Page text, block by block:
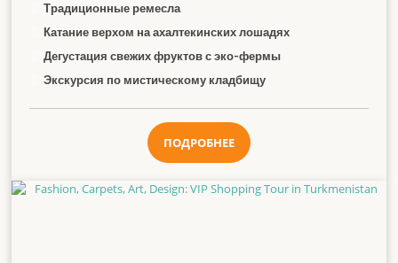
Традиционные ремесла
Катание верхом на ахалтекинских лошадях
Дегустация свежих фруктов с эко-фермы
Экскурсия по мистическому кладбищу
ПОДРОБНЕЕ